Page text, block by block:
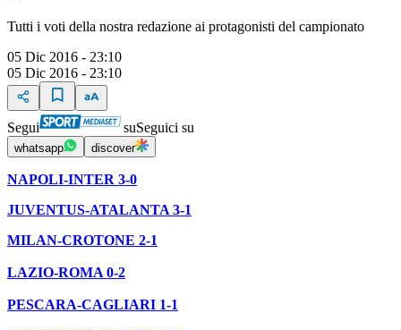
Tutti i voti della nostra redazione ai protagonisti del campionato
05 Dic 2016 - 23:10
05 Dic 2016 - 23:10
Segui suSeguici su
whatsapp discover
NAPOLI-INTER 3-0
JUVENTUS-ATALANTA 3-1
MILAN-CROTONE 2-1
LAZIO-ROMA 0-2
PESCARA-CAGLIARI 1-1